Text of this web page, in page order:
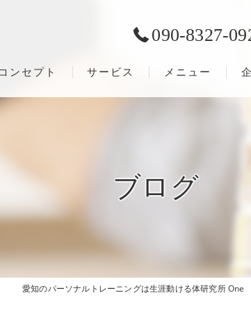
090-8327-
ンセプト サービス メニュー
ブログ
愛知のパーソナルトレーニングは生涯動ける体研究所 One